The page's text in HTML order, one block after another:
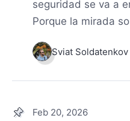
seguridad se va a
Porque la mirada
Sviat Soldatenkov
Feb 20, 2026